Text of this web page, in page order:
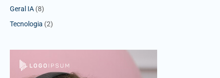
Geral IA (8)
Tecnologia (2)